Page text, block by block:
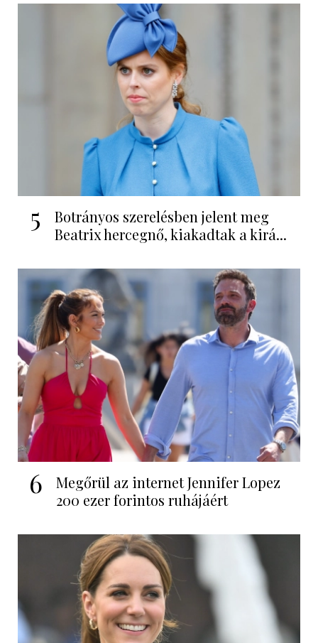
5
Botrányos szerelésben jelent meg
Beatrix hercegnő, kiakadtak a kirá...
6
Megőrül az internet Jennifer Lopez
200 ezer forintos ruhájáért